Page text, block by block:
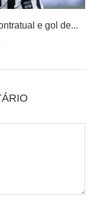
e gol de...